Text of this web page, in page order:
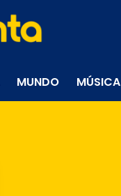
MUNDO MÚSICA